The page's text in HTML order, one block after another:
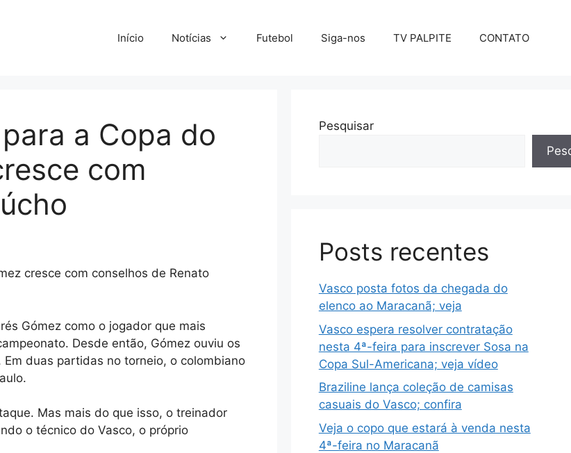
Início Notícias Futebol Siga-nos TV PALPITE CONTATO
a Copa do
com
cresce com conselhos de Renato
Gómez como o jogador que mais
Desde então, Gómez ouviu os
duas partidas no torneio, o colombiano
Mas mais do que isso, o treinador
o técnico do Vasco, o próprio
Pesquisar
Posts recentes
Vasco posta fotos da chegada do
elenco ao Maracanã; veja
Vasco espera resolver contratação
nesta 4ª-feira para inscrever Sosa na
Copa Sul-Americana; veja vídeo
Braziline lança coleção de camisas
casuais do Vasco; confira
Veja o copo que estará à venda nesta
4ª-feira no Maracanã